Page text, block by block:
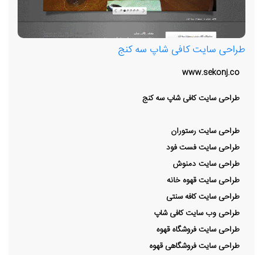
طراحی سایت کافی شاپ سه کنج
www.sekonj.co
طراحی سایت کافی شاپ سه کنج
طراحی سایت رستوران
طراحی سایت فست فود
طراحی سایت دمنوش
طراحی سایت قهوه خانه
طراحی سایت کافه سنتی
طراحی وب سایت کافی شاپ
طراحی سایت فروشگاه قهوه
طراحی سایت فروشگاهی قهوه